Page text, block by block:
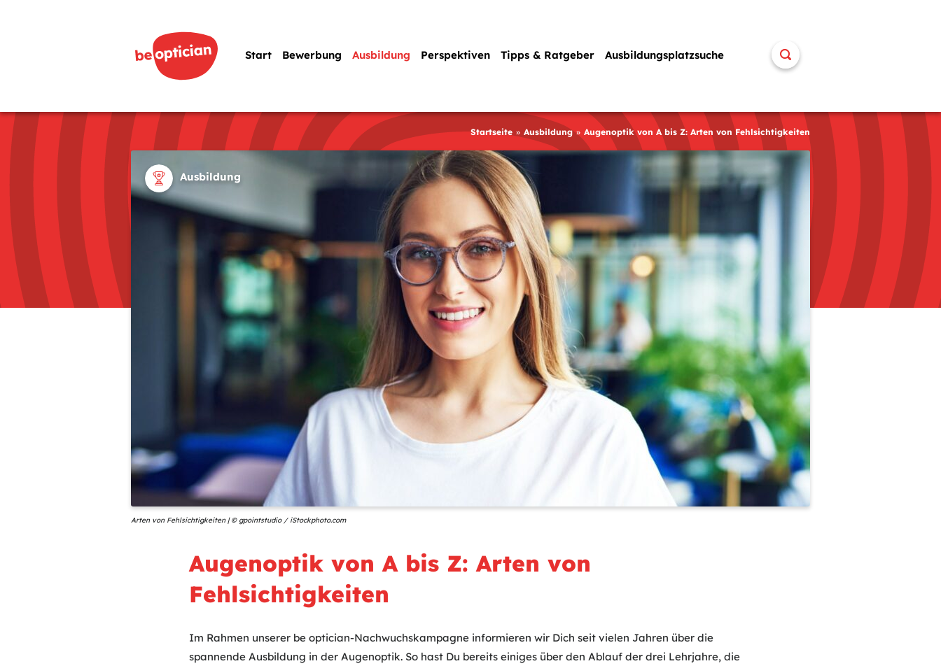
Start Bewerbung Ausbildung Perspektiven Tipps & Ratgeber Ausbildungsplatzsuche
Startseite Ausbildung Augenoptik von A bis Z: Arten von Fehlsichtigkeiten
Arten von Fehlsichtigkeiten | © gpointstudio / iStockphoto.com
Ausbildung
Augenoptik von A bis Z: Arten von
Fehlsichtigkeiten
Im Rahmen unserer be optician-Nachwuchskampagne informieren wir Dich seit vielen Jahren über die
spannende Ausbildung in der Augenoptik. So hast Du bereits einiges über den Ablauf der drei Lehrjahre, die